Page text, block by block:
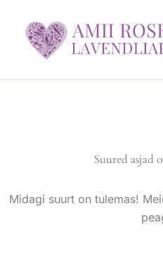
content
Suured asjad
Midagi suurt on tulemas!